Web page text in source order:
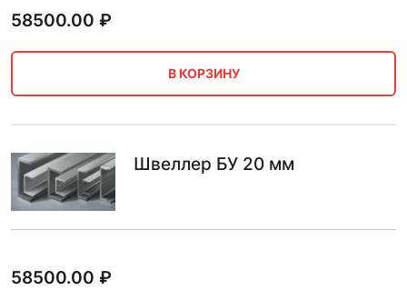
58500.00 ₽
В КОРЗИНУ
Швеллер БУ 20 мм
58500.00 ₽